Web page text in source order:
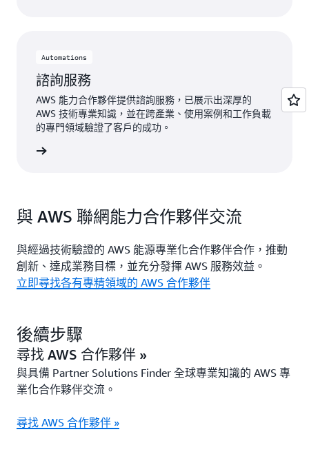
Automations
諮詢服務
AWS 能力合作夥伴提供諮詢服務，已展示出深厚的
AWS 技術專業知識，並在跨產業、使用案例和工作負載
的專門領域驗證了客戶的成功。
與 AWS 聯網能力合作夥伴交流
與經過技術驗證的 AWS 能源專業化合作夥伴合作，推動
創新、達成業務目標，並充分發揮 AWS 服務效益。
立即尋找各有專精領域的 AWS 合作夥伴
後續步驟
尋找 AWS 合作夥伴 »
與具備 Partner Solutions Finder 全球專業知識的 AWS 專
業化合作夥伴交流。
尋找 AWS 合作夥伴 »